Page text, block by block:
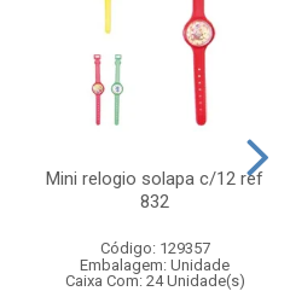
Mini relogio solapa c/12 ref
832
Código: 129357
Embalagem: Unidade
Caixa Com: 24 Unidade(s)